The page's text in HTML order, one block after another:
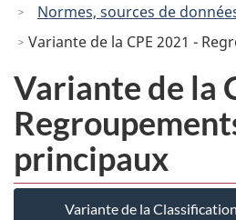
Normes, sources de
Variante de la CPE 2021 -
Variante de la
principaux
Variante de la